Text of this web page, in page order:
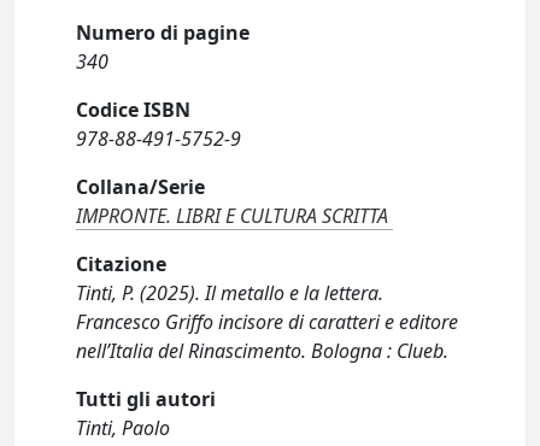
Numero di pagine
340
Codice ISBN
978-88-491-5752-9
Collana/Serie
IMPRONTE. LIBRI E CULTURA SCRITTA
Citazione
Tinti, P. (2025). Il metallo e la lettera.
Francesco Griffo incisore di caratteri e editore
nell’Italia del Rinascimento. Bologna : Clueb.
Tutti gli autori
Tinti, Paolo